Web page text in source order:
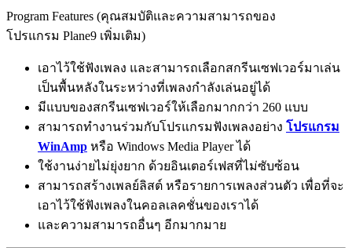
Program Features (คุณสมบัติและความสามารถของ
โปรแกรม Plane9 เพิ่มเติม)
เอาไว้ใช้ฟังเพลง และสามารถเลือกสกรีนเซฟเวอร์มาเล่น
เป็นพื้นหลังในระหว่างที่เพลงกำลังเล่นอยู่ได้
มีแบบของสกรีนเซฟเวอร์ให้เลือกมากกว่า 260 แบบ
สามารถทำงานร่วมกับโปรแกรมฟังเพลงอย่าง โปรแกรม
WinAmp หรือ Windows Media Player ได้
ใช้งานง่ายไม่ยุ่งยาก ด้วยอินเตอร์เฟสที่ไม่ซับซ้อน
สามารถสร้างเพลย์ลิสต์ หรือรายการเพลงส่วนตัว เพื่อที่จะ
เอาไว้ใช้ฟังเพลงในคอลเลคชั่นของเราได้
และความสามารถอื่นๆ อีกมากมาย